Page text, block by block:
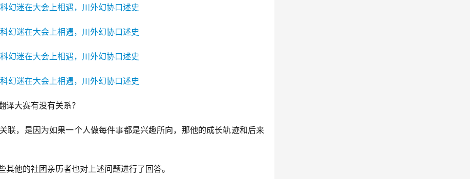
译大赛有没有关系？
联，是因为如果一个人做每件事都是兴趣所向，那他的成长轨迹和后来
他的社团亲历者也对上述问题进行了回答。